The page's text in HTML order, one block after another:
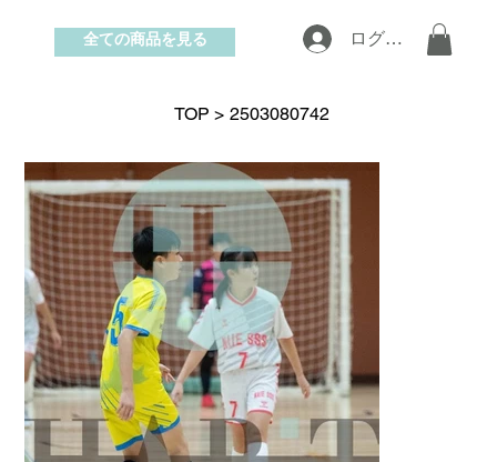
お問い合わせ
ログイン
全ての商品を見る
TOP > 2503080742